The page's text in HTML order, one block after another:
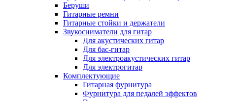
Беруши
Гитарные ремни
Гитарные стойки и держатели
Звукосниматели для гитар
Для акустических гитар
Для бас-гитар
Для электроакустических гитар
Для электрогитар
Комплектующие
Гитарная фурнитура
Фурнитура для педалей эффектов